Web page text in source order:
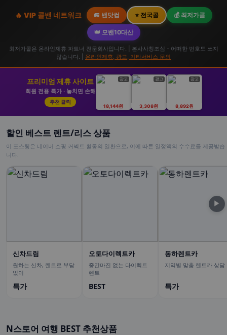
🔥 VIP 콜밴 네트워크 🚐 밴닷컴 ⭐ 전국콜 💰 최저가콜
👑 모밴10대산
최저가콜은 온라인제휴 파트너 전문회사입니다. | 본사사칭조심 - 어떠한 번호도 쓰지
않습니다. | 온라인제휴, 광고, 기타서비스 문의
프리미엄 제휴 사이트
회원 전용 특가 · 놓치면 손해
추천 클릭
광고
18,144원
광고
3,308원
광고
8,892원
할인 베스트 렌트/리스 상품
이 포스팅은 네이버 쇼핑 커넥트 활동의 일환으로, 이에 따른 일정액의 수수료를 제공받습
니다.
신차드림
원하는 신차, 렌트로 부담
없이
특가
오토다이렉트카
중간마진 없는 다이렉트
렌트
BEST
동하렌트카
지역별 맞춤 렌트카 상담
특가
▶
N스토어 여행 BEST 추천상품